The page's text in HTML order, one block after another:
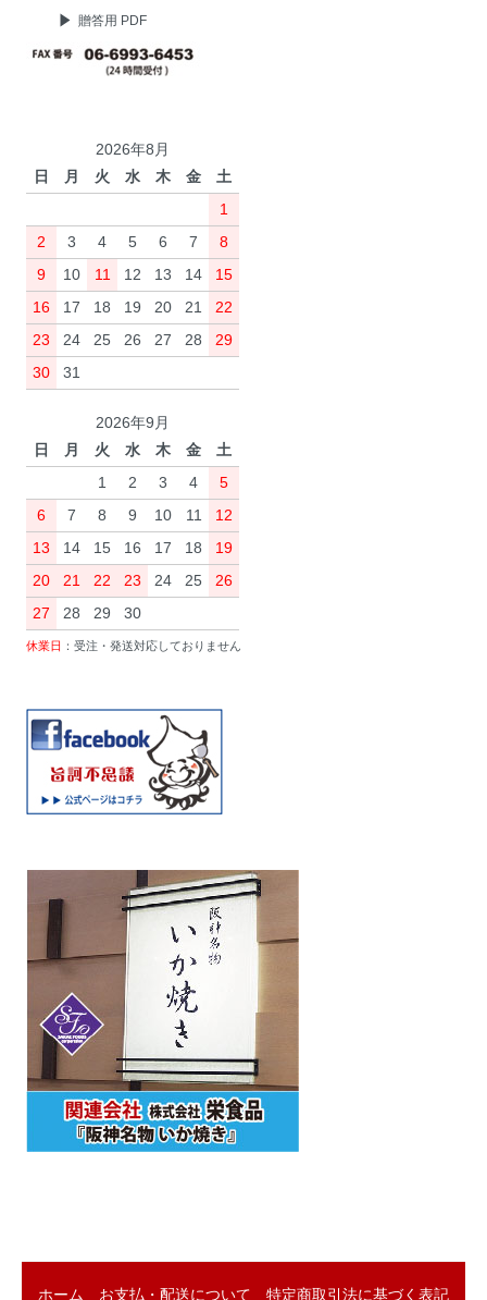
贈答用 PDF
2026年8月
日
月 火 水 木 金
土
1
2
3 4 5 6 7
8
9
10 11 12 13 14
15
16
17 18 19 20 21
22
23
24 25 26 27 28
29
30
31
2026年9月
日
月 火 水 木 金
土
1
2 3 4
5
6
7 8 9 10 11
12
13
14 15 16 17 18
19
20
21 22 23 24 25
26
27
28 29 30
休業日 ：受注・発送対応しておりません
ホーム お支払・配送について 特定商取引法に基づく表記